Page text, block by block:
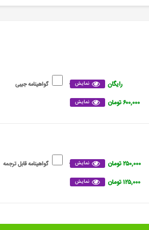
نمایش رایگان
نمایش ۶۰۰,۰۰۰ تومان
گواهینامه جیبی
نمایش ۲۵۰,۰۰۰ تومان
نمایش ۱۲۵,۰۰۰ تومان
گواهینامه قابل ترجمه